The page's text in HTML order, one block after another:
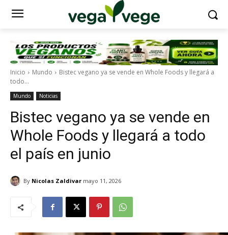
Inicio Mundo
Bistec vegano ya se vende en Whole Foods y llegará a
todo...
Mundo Noticias
Bistec vegano ya se vende en
Whole Foods y llegará a todo
el país en junio
By Nicolas Zaldivar mayo 11, 2026